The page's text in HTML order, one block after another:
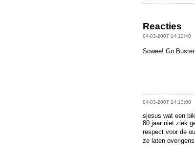
Reacties
04-03-2007 14:12:40
Sowee! Go
04-03-2007 14:13:08
sjesus wat een
80 jaar niet ziek
respect voor de
ze laten